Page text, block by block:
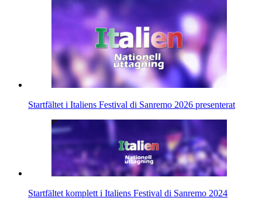
Startfältet i Italiens Festival di Sanremo 2026 presenterat
Startfältet komplett i Italiens Festival di Sanremo 2024